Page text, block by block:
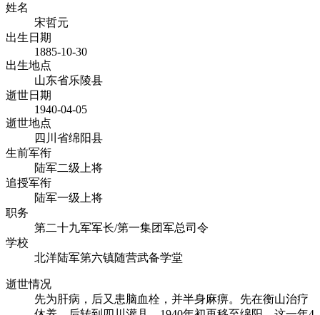
姓名
宋哲元
出生日期
1885-10-30
出生地点
山东省乐陵县
逝世日期
1940-04-05
逝世地点
四川省绵阳县
生前军衔
陆军二级上将
追授军衔
陆军一级上将
职务
第二十九军军长/第一集团军总司令
学校
北洋陆军第六镇随营武备学堂
逝世情况
先为肝病，后又患脑血栓，并半身麻痹。先在衡山治疗